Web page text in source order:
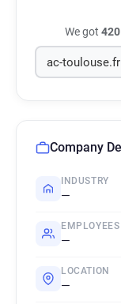
We got 420
Company
INDUSTRY
—
EMPLOYEES
—
LOCATION
—